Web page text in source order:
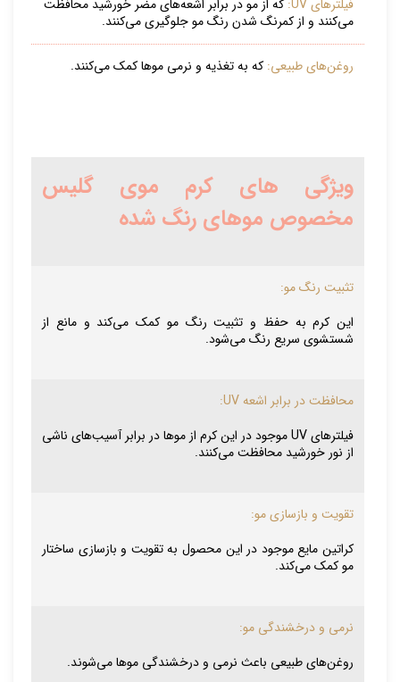
فیلترهای UV:
که از مو در برابر اشعه‌های مضر خورشید محافظت
می‌کنند و از کمرنگ شدن رنگ مو جلوگیری می‌کنند.
روغن‌های طبیعی: که به تغذیه و نرمی موها کمک می‌کنند.
ویژگی های کرم موی گلیس
مخصوص موهای رنگ شده
تثبیت رنگ مو:
این کرم به حفظ و تثبیت رنگ مو کمک می‌کند و مانع از
شستشوی سریع رنگ می‌شود.
محافظت در برابر اشعه UV:
فیلترهای UV موجود در این کرم از موها در برابر آسیب‌های ناشی
از نور خورشید محافظت می‌کنند.
تقویت و بازسازی مو:
کراتین مایع موجود در این محصول به تقویت و بازسازی ساختار
مو کمک می‌کند.
نرمی و درخشندگی مو:
روغن‌های طبیعی باعث نرمی و درخشندگی موها می‌شوند.